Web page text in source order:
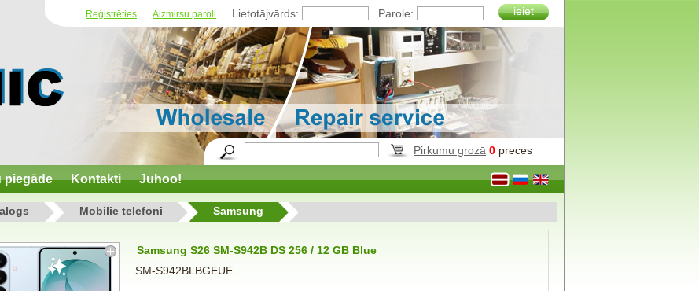
Reģistrēties Aizmirsu paroli Lietotājvārds: Parole: ieiet
Pirkumu grozā 0 preces
piegāde Kontakti Juhoo!
Mobilie telefoni Samsung
Samsung S26 SM-S942B DS 256 / 12 GB Blue
SM-S942BLBGEUE